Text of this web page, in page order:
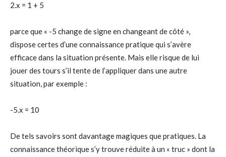
2.x = 1 + 5
parce que « -5 change de signe en changeant de côté »,
dispose certes d’une connaissance pratique qui s’avère
efficace dans la situation présente. Mais elle risque de lui
jouer des tours s’il tente de l’appliquer dans une autre
situation, par exemple :
-5.x = 10
De tels savoirs sont davantage magiques que pratiques. La
connaissance théorique s’y trouve réduite à un « truc » dont la